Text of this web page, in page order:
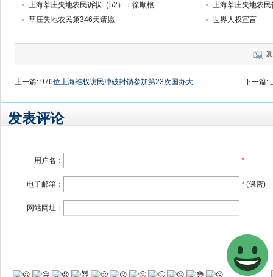
上海莘庄失地农民诉状（52）：徐顺根
莘庄失地农民第346天请愿
世界人权宣言
上一篇: 976位上海维权访民冲破封锁参加第23次国办大
下一篇:
发表评论
用户名： *
电子邮箱： *(保密)
网站网址：